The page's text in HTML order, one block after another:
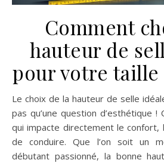
Comment
hauteur de
pour votre taille
Le choix de la hauteur de selle idéale pour une moto n’est
pas qu’une question d’esthétique !
qui impacte directement le confort,
de conduire. Que l’on soit un
débutant passionné, la bonne